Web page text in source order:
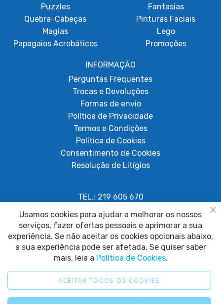
Puzzles
Quebra-Cabeças
Magias
Papagaios Acrobáticos
Fantasias
Pinturas Faciais
Lego
Promoções
INFORMAÇÃO
Perguntas Frequentes
Trocas e Devoluções
Formas de envio
Política de Privacidade
Termos e Condições
Política de Cookies
Consentimento de Cookies
Resolução de Litígios
TEL.: 219 605 670
geral@papagaiosempenas.com
Usamos cookies para ajudar a melhorar os nossos
serviços, fazer ofertas pessoais e aprimorar a sua
experiência. Se não aceitar os cookies opcionais abaixo,
a sua experiência pode ser afetada. Se quiser saber
mais, leia a Política de Cookies.
ACEITAR TODOS OS COOKIES